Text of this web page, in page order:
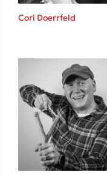
Cori Doerrfeld